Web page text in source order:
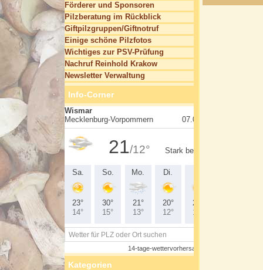
Förderer und Sponsoren
Pilzberatung im Rückblick
Giftpilzgruppen/Giftnotruf
Einige schöne Pilzfotos
Wichtiges zur PSV-Prüfung
Nachruf Reinhold Krakow
Newsletter Verwaltung
Info-Corner
Kategorien